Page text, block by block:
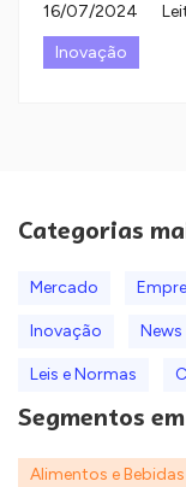
16/07/2024
Inovação
Categorias
Mercado
Inovação News
Leis e Normas
Segmentos
Alimentos e Bebidas